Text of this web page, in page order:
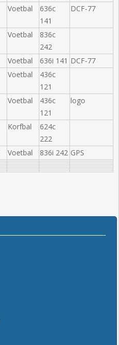
Voetbal
636c
141
DCF-77
Voetbal
836c
242
Voetbal 636i 141 DCF-77
Voetbal
436c
121
Voetbal
436c
121
logo
Korfbal
624c
222
Voetbal 836i 242 GPS